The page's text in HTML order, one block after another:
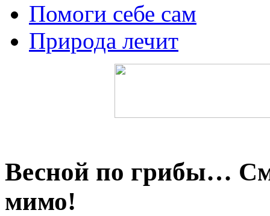
Помоги себе сам
Природа лечит
Весной по грибы…
мимо!